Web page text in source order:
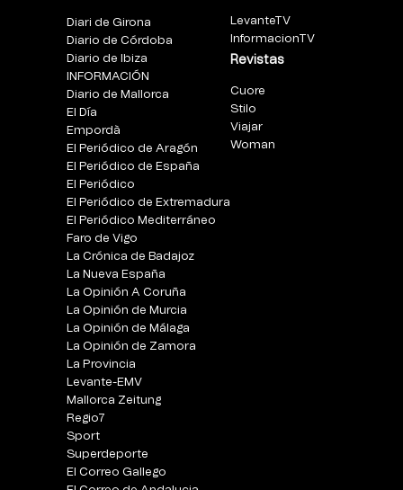
Diari de Girona
Diario de Córdoba
Diario de Ibiza
INFORMACIÓN
Diario de Mallorca
El Día
Empordà
El Periódico de Aragón
El Periódico de España
El Periódico
El Periódico de Extremadura
El Periódico Mediterráneo
Faro de Vigo
La Crónica de Badajoz
La Nueva España
La Opinión A Coruña
La Opinión de Murcia
La Opinión de Málaga
La Opinión de Zamora
La Provincia
Levante-EMV
Mallorca Zeitung
Regio7
Sport
Superdeporte
El Correo Gallego
LevanteTV
InformacionTV
Revistas
Cuore
Stilo
Viajar
Woman